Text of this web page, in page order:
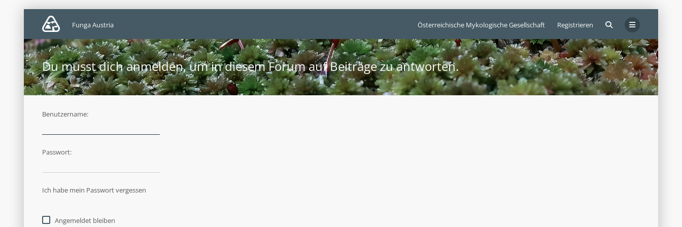
Österreichische Mykologische Gesellschaft Registrieren
Funga Austria
Du musst dich anmelden, um in diesem Forum auf Beiträge zu antworten.
Benutzername:
Passwort:
Ich habe mein Passwort vergessen
Angemeldet bleiben